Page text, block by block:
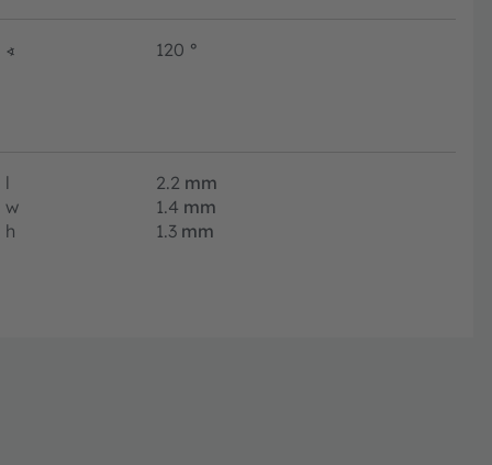
∢ 120 °
l 2.2 mm
w
1.4 mm
h
1.3 mm